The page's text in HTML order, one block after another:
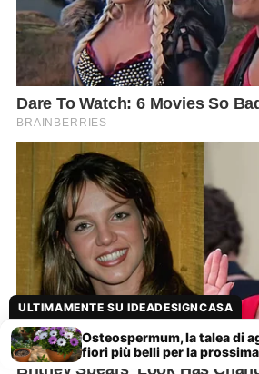
ULTIMAMENTE SU IDEADESIGNCASA
Osteospermum, la talea di
fiori più belli per la